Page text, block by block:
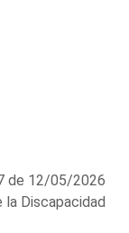
de 12/05/2026
Discapacidad